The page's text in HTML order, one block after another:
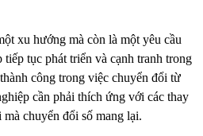
xu hướng mà còn là một yêu cầu
tiếp tục phát triển và cạnh tranh trong
công trong việc chuyển đổi từ
cần phải thích ứng với các thay
chuyển đổi số mang lại.